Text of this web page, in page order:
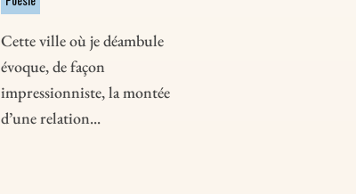
Cette ville où je déambule
évoque, de façon
impressionniste, la montée
d’une relation...